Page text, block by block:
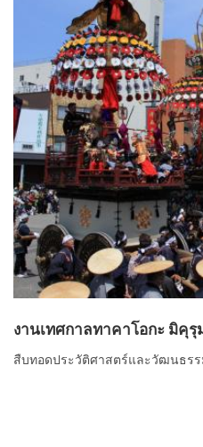
งานเทศกาลทาคาโอกะ มิคุรุ
สืบทอดประวัติศาสตร์และวัฒนธร